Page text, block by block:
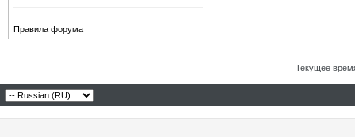
Правила форума
Текущее